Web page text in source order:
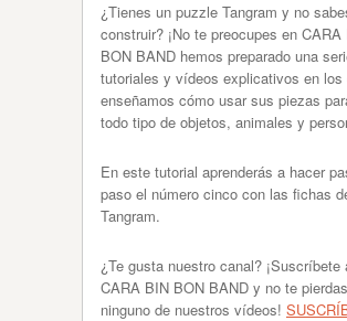
¿Tienes un puzzle Tangram y no
construir? ¡No te preocupes en CARA
BON BAND hemos preparado una
tutoriales y vídeos explicativos en los
enseñamos cómo usar sus piezas
todo tipo de objetos, animales y
En este tutorial aprenderás a hacer
paso el número cinco con las fichas
Tangram.
¿Te gusta nuestro canal? ¡Suscríbete
CARA BIN BON BAND y no te pierdas
ninguno de nuestros vídeos!